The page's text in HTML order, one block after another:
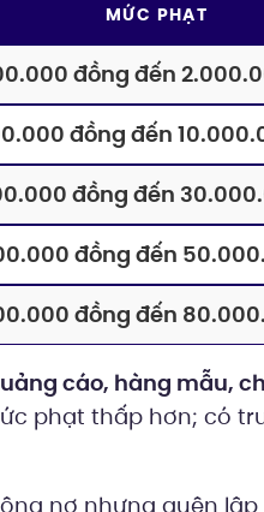
MỨC PHẠT
đồng đến
đồng đến
đồng đến
đồng đến
đồng đến
cáo, hàng mẫu,
phạt thấp hơn; có
nợ nhưng quên lập